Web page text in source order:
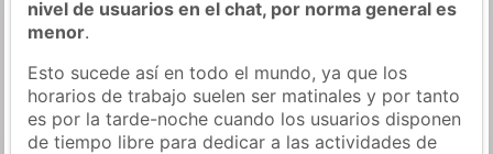
nivel de usuarios en el chat, por norma general es
menor.
Esto sucede así en todo el mundo, ya que los
horarios de trabajo suelen ser matinales y por tanto
es por la tarde-noche cuando los usuarios disponen
de tiempo libre para dedicar a las actividades de